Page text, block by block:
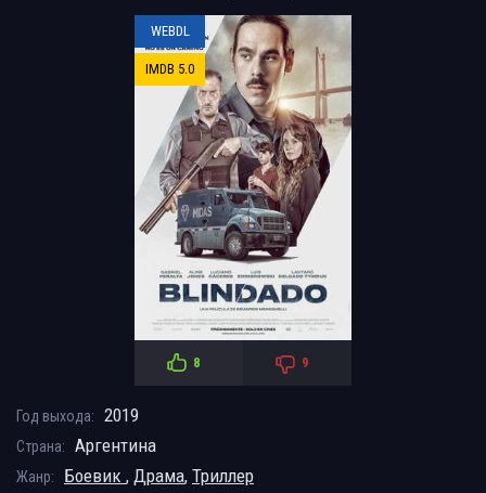
WEBDL
IMDB 5.0
8 9
Год выхода: 2019
Страна: Аргентина
Жанр: Боевик , Драма, Триллер